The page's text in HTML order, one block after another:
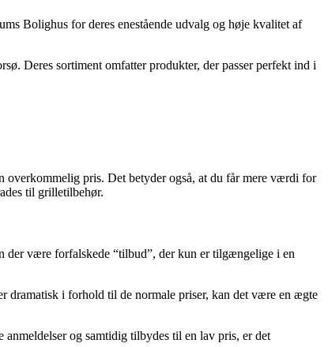
Bolighus for deres enestående udvalg og høje kvalitet af
Deres sortiment omfatter produkter, der passer perfekt ind i
pris. Det betyder også, at du får mere værdi for
til grilletilbehør.
være forfalskede “tilbud”, der kun er tilgængelige i en
dramatisk i forhold til de normale priser, kan det være en ægte
og samtidig tilbydes til en lav pris, er det